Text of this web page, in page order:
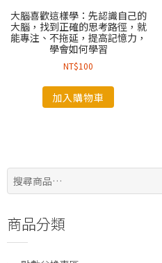
大腦喜歡這樣學：先認識自己的
大腦，找到正確的思考路徑，就
能專注、不拖延，提高記憶力，
學會如何學習
NT$100
加入購物車
搜
尋:
商品分類